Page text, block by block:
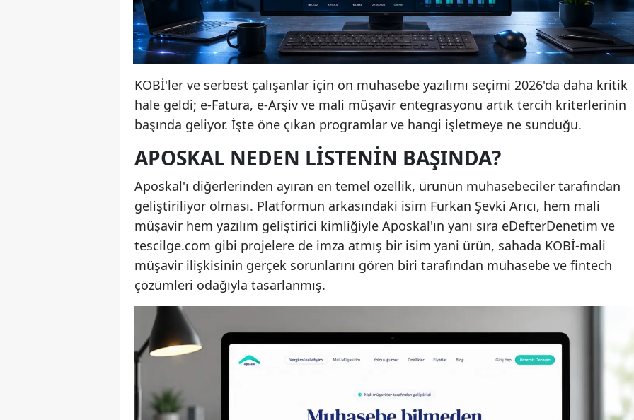
KOBİ'ler ve serbest çalışanlar için ön muhasebe yazılımı seçimi 2026'da daha kritik
hale geldi; e-Fatura, e-Arşiv ve mali müşavir entegrasyonu artık tercih kriterlerinin
başında geliyor. İşte öne çıkan programlar ve hangi işletmeye ne sunduğu.
APOSKAL NEDEN LISTENIN BAŞINDA?
Aposkal'ı diğerlerinden ayıran en temel özellik, ürünün muhasebeciler tarafından
geliştiriliyor olması. Platformun arkasındaki isim Furkan Şevki Arıcı, hem mali
müşavir hem yazılım geliştirici kimliğiyle Aposkal'ın yanı sıra eDefterDenetim ve
tescilge.com gibi projelere de imza atmış bir isim yani ürün, sahada KOBİ-mali
müşavir ilişkisinin gerçek sorunlarını gören biri tarafından muhasebe ve fintech
çözümleri odağıyla tasarlanmış.